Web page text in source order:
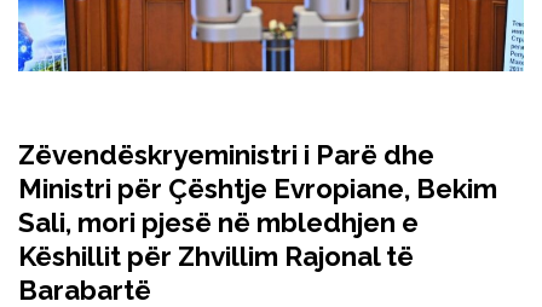
Zëvendëskryeministri i Parë dhe
Ministri për Çështje Evropiane, Bekim
Sali, mori pjesë në mbledhjen e
Këshillit për Zhvillim Rajonal të
Barabartë